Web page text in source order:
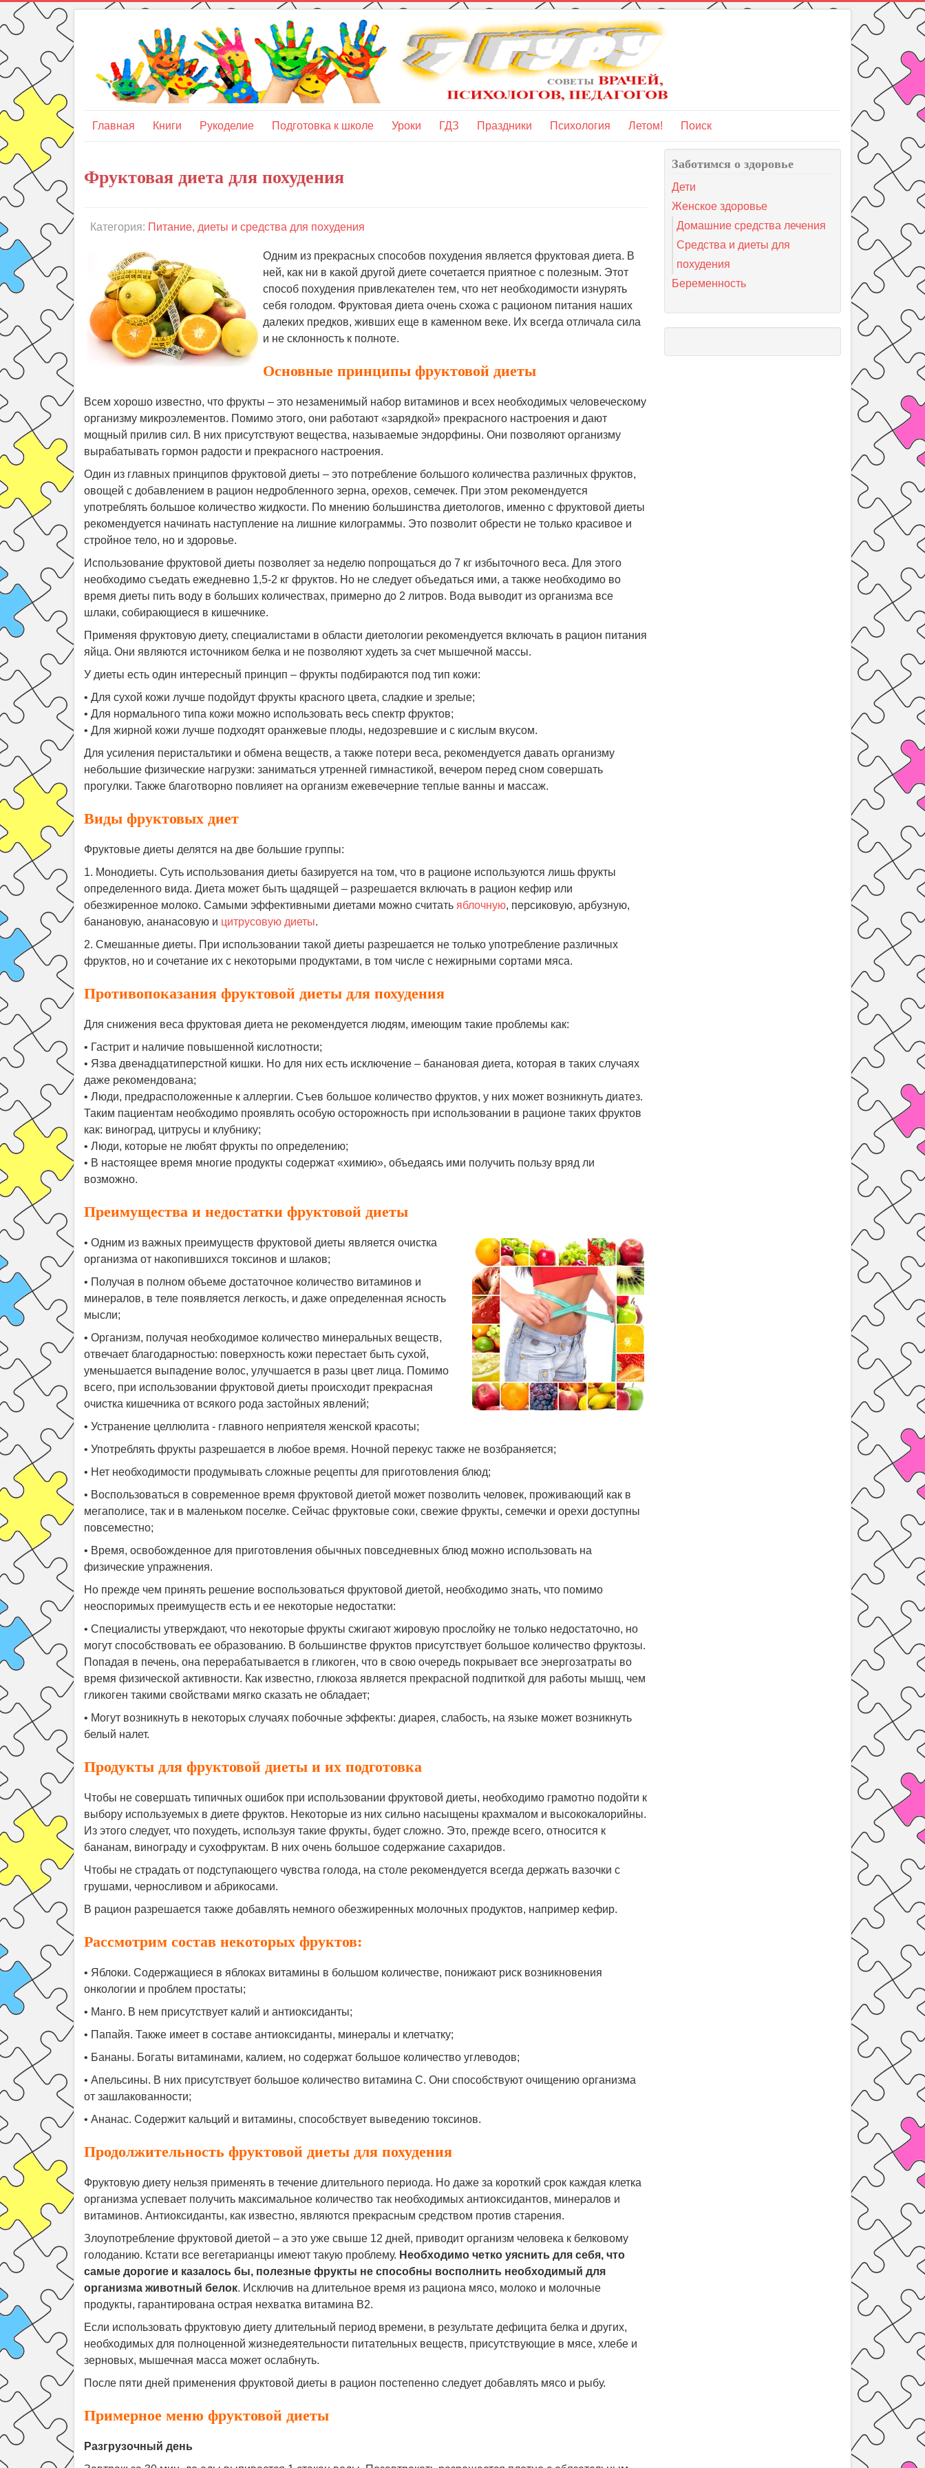
Главная Книги Рукоделие Подготовка к школе Уроки ГДЗ Праздники Психология Летом! Поиск
Фруктовая диета для похудения
Категория: Питание, диеты и средства для похудения
Одним из прекрасных способов похудения является фруктовая диета. В
ней, как ни в какой другой диете сочетается приятное с полезным. Этот
способ похудения привлекателен тем, что нет необходимости изнурять
себя голодом. Фруктовая диета очень схожа с рационом питания наших
далеких предков, живших еще в каменном веке. Их всегда отличала сила
и не склонность к полноте.
Основные принципы фруктовой диеты
Всем хорошо известно, что фрукты – это незаменимый набор витаминов и всех необходимых человеческому
организму микроэлементов. Помимо этого, они работают «зарядкой» прекрасного настроения и дают
мощный прилив сил. В них присутствуют вещества, называемые эндорфины. Они позволяют организму
вырабатывать гормон радости и прекрасного настроения.
Один из главных принципов фруктовой диеты – это потребление большого количества различных фруктов,
овощей с добавлением в рацион недробленного зерна, орехов, семечек. При этом рекомендуется
употреблять большое количество жидкости. По мнению большинства диетологов, именно с фруктовой диеты
рекомендуется начинать наступление на лишние килограммы. Это позволит обрести не только красивое и
стройное тело, но и здоровье.
Использование фруктовой диеты позволяет за неделю попрощаться до 7 кг избыточного веса. Для этого
необходимо съедать ежедневно 1,5-2 кг фруктов. Но не следует объедаться ими, а также необходимо во
время диеты пить воду в больших количествах, примерно до 2 литров. Вода выводит из организма все
шлаки, собирающиеся в кишечнике.
Применяя фруктовую диету, специалистами в области диетологии рекомендуется включать в рацион питания
яйца. Они являются источником белка и не позволяют худеть за счет мышечной массы.
У диеты есть один интересный принцип – фрукты подбираются под тип кожи:
• Для сухой кожи лучше подойдут фрукты красного цвета, сладкие и зрелые;
• Для нормального типа кожи можно использовать весь спектр фруктов;
• Для жирной кожи лучше подходят оранжевые плоды, недозревшие и с кислым вкусом.
Для усиления перистальтики и обмена веществ, а также потери веса, рекомендуется давать организму
небольшие физические нагрузки: заниматься утренней гимнастикой, вечером перед сном совершать
прогулки. Также благотворно повлияет на организм ежевечерние теплые ванны и массаж.
Виды фруктовых диет
Фруктовые диеты делятся на две большие группы:
1. Монодиеты. Суть использования диеты базируется на том, что в рационе используются лишь фрукты
определенного вида. Диета может быть щадящей – разрешается включать в рацион кефир или
обезжиренное молоко. Самыми эффективными диетами можно считать яблочную, персиковую, арбузную,
банановую, ананасовую и цитрусовую диеты.
2. Смешанные диеты. При использовании такой диеты разрешается не только употребление различных
фруктов, но и сочетание их с некоторыми продуктами, в том числе с нежирными сортами мяса.
Противопоказания фруктовой диеты для похудения
Для снижения веса фруктовая диета не рекомендуется людям, имеющим такие проблемы как:
• Гастрит и наличие повышенной кислотности;
• Язва двенадцатиперстной кишки. Но для них есть исключение – банановая диета, которая в таких случаях
даже рекомендована;
• Люди, предрасположенные к аллергии. Съев большое количество фруктов, у них может возникнуть диатез.
Таким пациентам необходимо проявлять особую осторожность при использовании в рационе таких фруктов
как: виноград, цитрусы и клубнику;
• Люди, которые не любят фрукты по определению;
• В настоящее время многие продукты содержат «химию», объедаясь ими получить пользу вряд ли
возможно.
Преимущества и недостатки фруктовой диеты
• Одним из важных преимуществ фруктовой диеты является очистка
организма от накопившихся токсинов и шлаков;
• Получая в полном объеме достаточное количество витаминов и
минералов, в теле появляется легкость, и даже определенная ясность
мысли;
• Организм, получая необходимое количество минеральных веществ,
отвечает благодарностью: поверхность кожи перестает быть сухой,
уменьшается выпадение волос, улучшается в разы цвет лица. Помимо
всего, при использовании фруктовой диеты происходит прекрасная
очистка кишечника от всякого рода застойных явлений;
• Устранение целлюлита - главного неприятеля женской красоты;
• Употреблять фрукты разрешается в любое время. Ночной перекус также не возбраняется;
• Нет необходимости продумывать сложные рецепты для приготовления блюд;
• Воспользоваться в современное время фруктовой диетой может позволить человек, проживающий как в
мегаполисе, так и в маленьком поселке. Сейчас фруктовые соки, свежие фрукты, семечки и орехи доступны
повсеместно;
• Время, освобожденное для приготовления обычных повседневных блюд можно использовать на
физические упражнения.
Но прежде чем принять решение воспользоваться фруктовой диетой, необходимо знать, что помимо
неоспоримых преимуществ есть и ее некоторые недостатки:
• Специалисты утверждают, что некоторые фрукты сжигают жировую прослойку не только недостаточно, но
могут способствовать ее образованию. В большинстве фруктов присутствует большое количество фруктозы.
Попадая в печень, она перерабатывается в гликоген, что в свою очередь покрывает все энергозатраты во
время физической активности. Как известно, глюкоза является прекрасной подпиткой для работы мышц, чем
гликоген такими свойствами мягко сказать не обладает;
• Могут возникнуть в некоторых случаях побочные эффекты: диарея, слабость, на языке может возникнуть
белый налет.
Продукты для фруктовой диеты и их подготовка
Чтобы не совершать типичных ошибок при использовании фруктовой диеты, необходимо грамотно подойти к
выбору используемых в диете фруктов. Некоторые из них сильно насыщены крахмалом и высококалорийны.
Из этого следует, что похудеть, используя такие фрукты, будет сложно. Это, прежде всего, относится к
бананам, винограду и сухофруктам. В них очень большое содержание сахаридов.
Чтобы не страдать от подступающего чувства голода, на столе рекомендуется всегда держать вазочки с
грушами, черносливом и абрикосами.
В рацион разрешается также добавлять немного обезжиренных молочных продуктов, например кефир.
Рассмотрим состав некоторых фруктов:
• Яблоки. Содержащиеся в яблоках витамины в большом количестве, понижают риск возникновения
онкологии и проблем простаты;
• Манго. В нем присутствует калий и антиоксиданты;
• Папайя. Также имеет в составе антиоксиданты, минералы и клетчатку;
• Бананы. Богаты витаминами, калием, но содержат большое количество углеводов;
• Апельсины. В них присутствует большое количество витамина С. Они способствуют очищению организма
от зашлакованности;
• Ананас. Содержит кальций и витамины, способствует выведению токсинов.
Продолжительность фруктовой диеты для похудения
Фруктовую диету нельзя применять в течение длительного периода. Но даже за короткий срок каждая клетка
организма успевает получить максимальное количество так необходимых антиоксидантов, минералов и
витаминов. Антиоксиданты, как известно, являются прекрасным средством против старения.
Злоупотребление фруктовой диетой – а это уже свыше 12 дней, приводит организм человека к белковому
голоданию. Кстати все вегетарианцы имеют такую проблему. Необходимо четко уяснить для себя, что
самые дорогие и казалось бы, полезные фрукты не способны восполнить необходимый для
организма животный белок. Исключив на длительное время из рациона мясо, молоко и молочные
продукты, гарантирована острая нехватка витамина В2.
Если использовать фруктовую диету длительный период времени, в результате дефицита белка и других,
необходимых для полноценной жизнедеятельности питательных веществ, присутствующие в мясе, хлебе и
зерновых, мышечная масса может ослабнуть.
После пяти дней применения фруктовой диеты в рацион постепенно следует добавлять мясо и рыбу.
Примерное меню фруктовой диеты
Разгрузочный день
Заботимся о здоровье
Дети
Женское здоровье
Домашние средства лечения
Средства и диеты для
похудения
Беременность